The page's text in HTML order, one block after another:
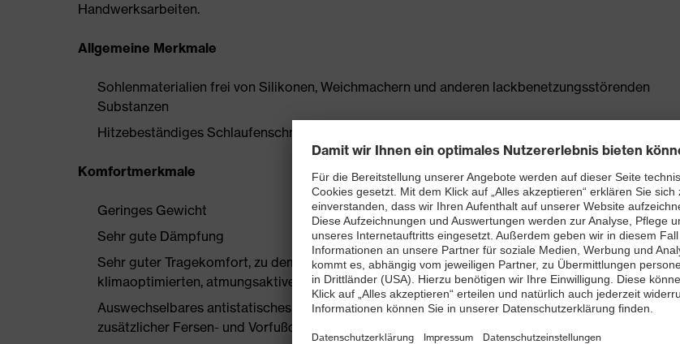
Handwerksarbeiten.
Allgemeine Merkmale
Sohlenmaterialien frei von Silikonen, Weichmachern und anderen lackbenetzungsstörenden
Substanzen
Hitzebeständiges Schlaufenschnürsystem
Komfortmerkmale
Geringes Gewicht
Sehr gute Dämpfung
Sehr guter Tragekomfort, zu dem ein neu entwickelter Leisten ebenso beiträgt wie die
klimaoptimierten, atmungsaktiven Materialien
Auswechselbares antistatisches Komfortfußbett mit Feuchtigkeitstransportsystem und
zusätzlicher Fersen- und Vorfußdämpfung